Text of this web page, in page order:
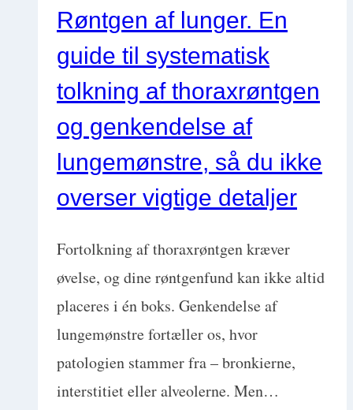
en
god
ide?
–
Hjerne?
Ryg?
Ortopædi?
Røntgen af lunger. En
guide til systematisk
tolkning af thoraxrøntgen
og genkendelse af
lungemønstre, så du ikke
overser vigtige detaljer
Fortolkning af thoraxrøntgen kræver
øvelse, og dine røntgenfund kan ikke altid
placeres i én boks. Genkendelse af
lungemønstre fortæller os, hvor
patologien stammer fra – bronkierne,
interstitiet eller alveolerne. Men…